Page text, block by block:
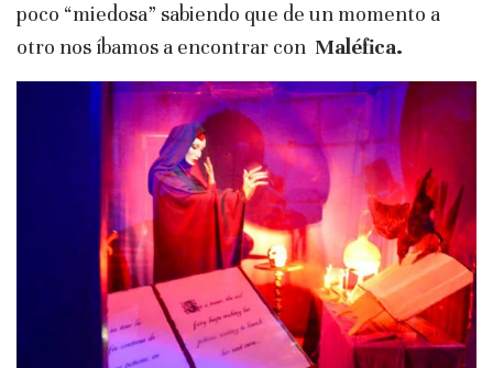
poco “miedosa” sabiendo que de un momento a
otro nos íbamos a encontrar con Maléfica.